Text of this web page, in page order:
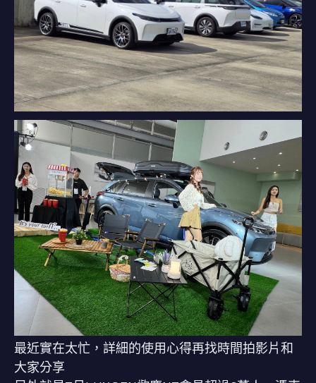
最近實在太忙，詳細的使用心得再找時間拍影片和
大家分享